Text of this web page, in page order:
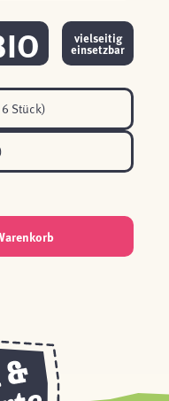
vielseitig
einsetzbar
Stück)